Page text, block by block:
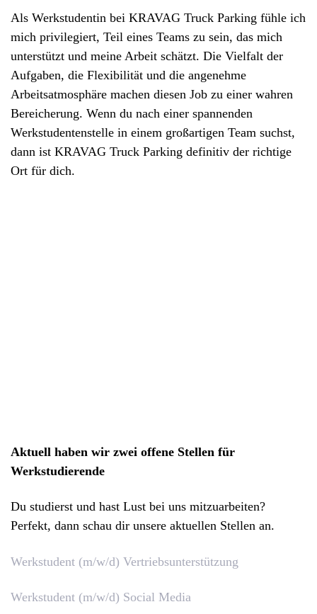
Als Werkstudentin bei KRAVAG Truck Parking fühle ich
mich privilegiert, Teil eines Teams zu sein, das mich
unterstützt und meine Arbeit schätzt. Die Vielfalt der
Aufgaben, die Flexibilität und die angenehme
Arbeitsatmosphäre machen diesen Job zu einer wahren
Bereicherung. Wenn du nach einer spannenden
Werkstudentenstelle in einem großartigen Team suchst,
dann ist KRAVAG Truck Parking definitiv der richtige
Ort für dich.
Aktuell haben wir zwei offene Stellen für
Werkstudierende
Du studierst und hast Lust bei uns mitzuarbeiten?
Perfekt, dann schau dir unsere aktuellen Stellen an.
Werkstudent (m/w/d) Vertriebsunterstützung
Werkstudent (m/w/d) Social Media